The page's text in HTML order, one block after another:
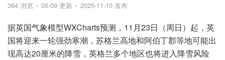
364 浏览 05-09 更新 2025-11-10 发布
据英国气象模型WXCharts预测，11月23日（周日）起，英
国将迎来一轮强劲寒潮，苏格兰高地和阿伯丁郡等地可能出
现高达20厘米的降雪，英格兰多个地区也将进入降雪风险